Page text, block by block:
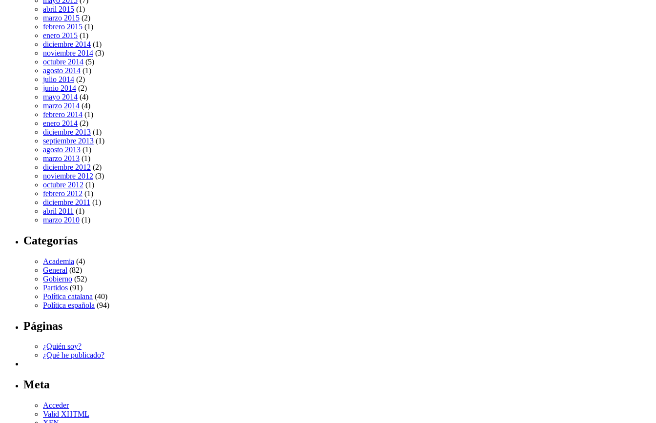
abril 2015 (1)
marzo 2015 (2)
febrero 2015 (1)
enero 2015 (1)
diciembre 2014 (1)
noviembre 2014 (3)
octubre 2014 (5)
agosto 2014 (1)
julio 2014 (2)
junio 2014 (2)
mayo 2014 (4)
marzo 2014 (4)
febrero 2014 (1)
enero 2014 (2)
diciembre 2013 (1)
septiembre 2013 (1)
agosto 2013 (1)
marzo 2013 (1)
diciembre 2012 (2)
noviembre 2012 (3)
octubre 2012 (1)
febrero 2012 (1)
diciembre 2011 (1)
abril 2011 (1)
marzo 2010 (1)
Categorías
Academia (4)
General (82)
Gobierno (52)
Partidos (91)
Política catalana (40)
Política española (94)
Páginas
¿Quién soy?
¿Qué he publicado?
Meta
Acceder
Valid XHTML